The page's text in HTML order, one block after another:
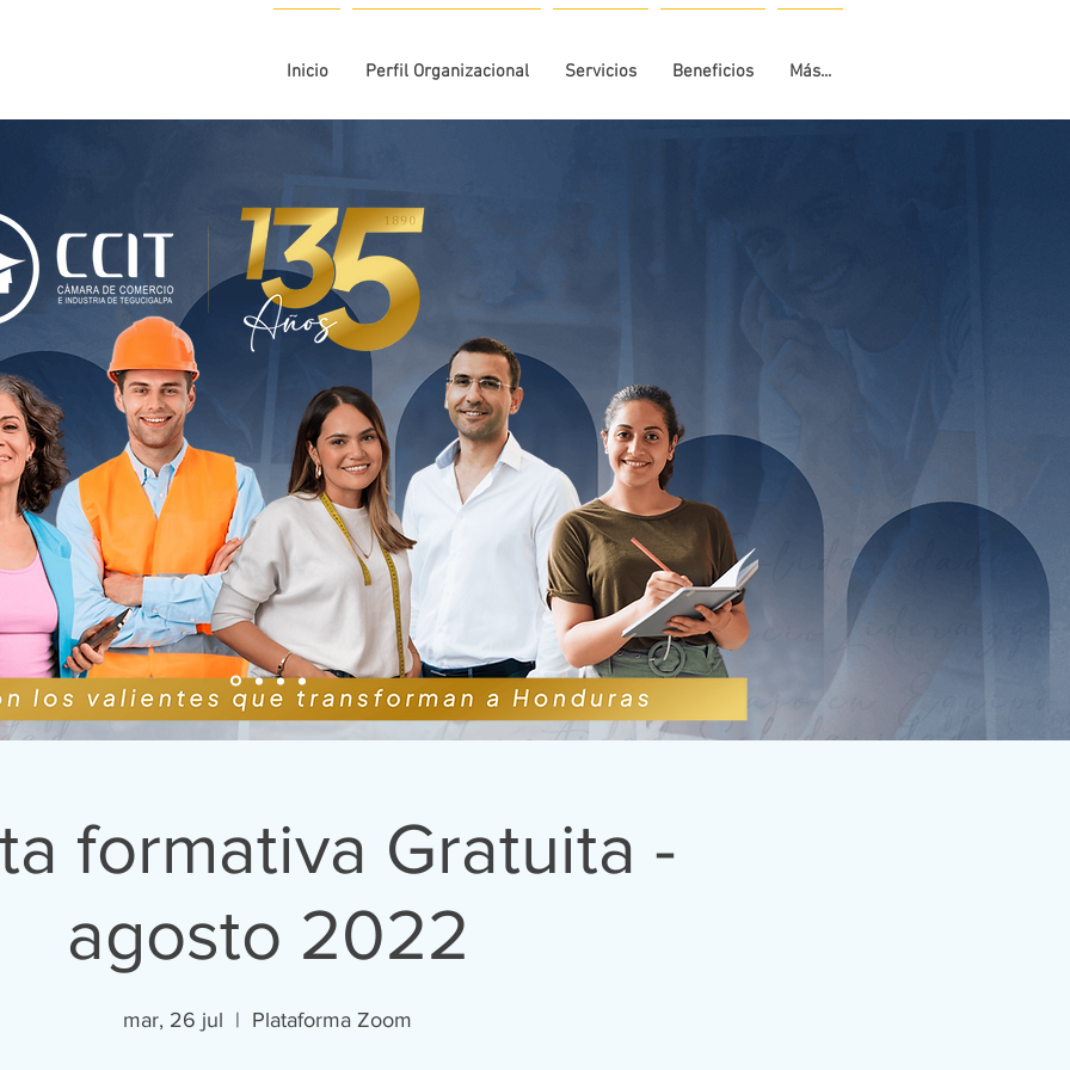
Inicio Perfil Organizacional Servicios Beneficios Más...
formativa Gratuita -
agosto 2022
mar, 26 jul
  |
Plataforma Zoom